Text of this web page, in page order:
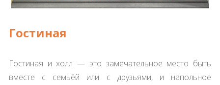
Гостиная
Гостиная и холл — это замечательное место быть
вместе с семьёй или с друзьями, и напольное